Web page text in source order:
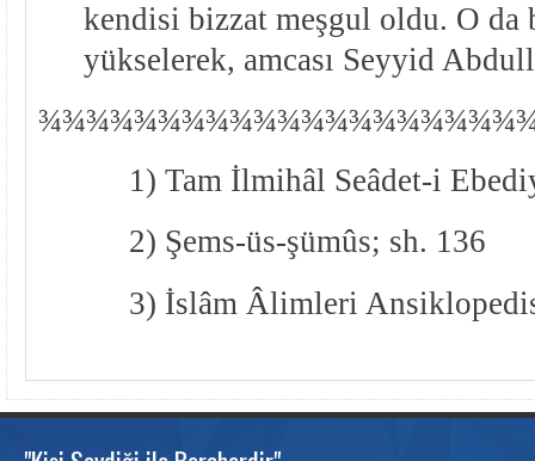
kendisi bizzat meşgul oldu. O da
yükselerek, amcası Seyyid
¾¾
1) Tam İlmihâl Seâdet-i
2) Şems-üs-şümûs; sh. 136
3) İslâm Âlimleri